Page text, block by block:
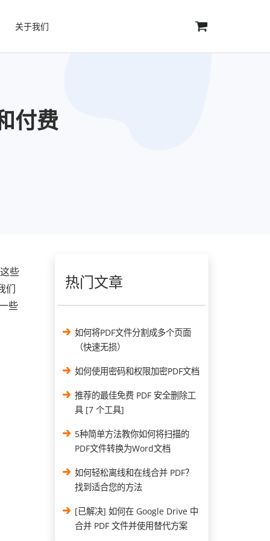
关于我们
付费
些
们
些
热门文章
如何将PDF文件分割成多个页面
（快速无损）
如何使用密码和权限加密PDF文档
推荐的最佳免费 PDF 安全删除工
具 [7 个工具]
5种简单方法教你如何将扫描的
PDF文件转换为Word文档
如何轻松离线和在线合并 PDF？
找到适合您的方法
[已解决] 如何在 Google Drive 中
合并 PDF 文件并使用替代方案